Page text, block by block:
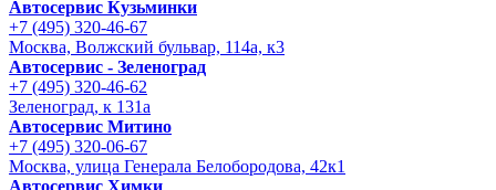
Автосервис Кузьминки
+7 (495) 320-46-67
Москва, Волжский бульвар, 114а, к3
Автосервис - Зеленоград
+7 (495) 320-46-62
Зеленоград, к 131а
Автосервис Митино
+7 (495) 320-06-67
Москва, улица Генерала Белобородова, 42к1